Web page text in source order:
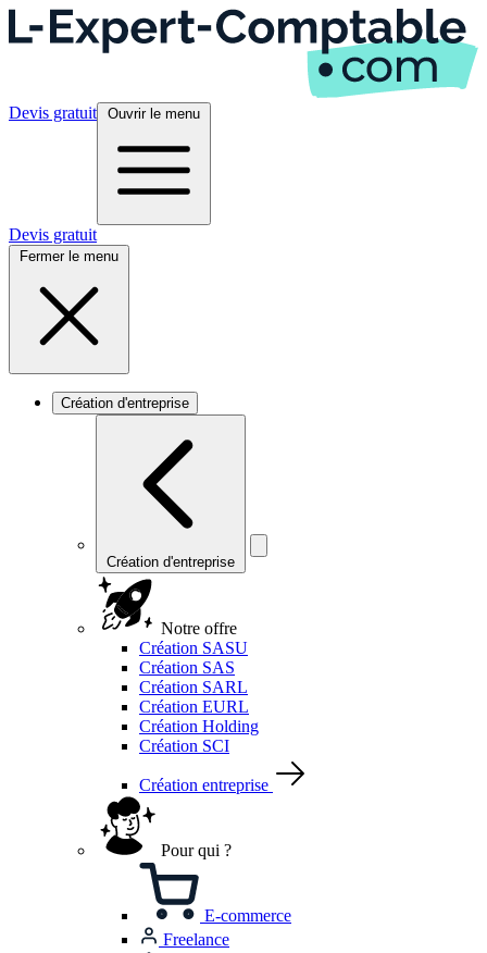
Devis gratuit Ouvrir le menu
Devis gratuit
Fermer le menu
Création d'entreprise
Création d'entreprise
Notre offre
Création SASU
Création SAS
Création SARL
Création EURL
Création Holding
Création SCI
Création entreprise
Pour qui ?
E-commerce
Freelance